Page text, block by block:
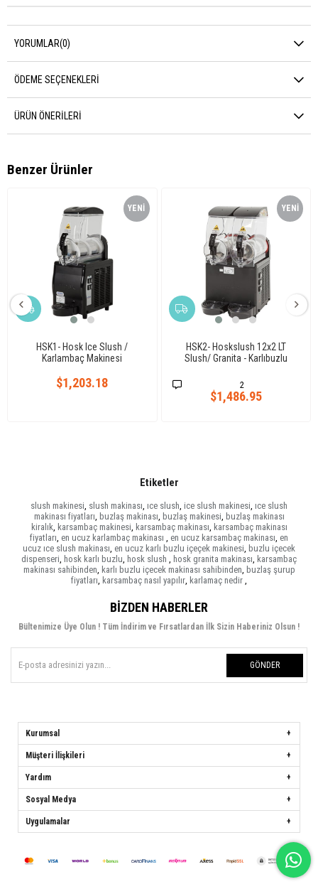
YORUMLAR(0)
ÖDEME SEÇENEKLERI
ÜRÜN ÖNERILERI
Benzer Ürünler
HSK1- Hosk Ice Slush /
Karlambaç Makinesi
$1,203.18
YENI
HSK2- Hoskslush 12x2 LT
Slush/ Granita - Karlıbuzlu
2
$1,486.95
YENI
Etiketler
slush makinesi slush makinası ıce slush ice slush makinesi ıce slush
makinası fiyatları buzlaş makinası buzlaş makinesi buzlaş makinası
kiralık karsambaç makinesi karsambaç makinası karsambaç makinası
fiyatları en ucuz karlambaç makinası en ucuz karsambaç makinası en
ucuz ıce slush makinası en ucuz karlı buzlu içeçek makinesi buzlu içecek
dispenseri hosk karlı buzlu hosk slush hosk granita makinası karsambaç
makinası sahibinden karlı buzlu içecek makinası sahibinden buzlaş şurup
fiyatları karsambaç nasıl yapılır karlamaç nedir
BIZDEN HABERLER
Bültenimize Üye Olun ! Tüm İndirim ve Fırsatlardan İlk Sizin Haberiniz Olsun !
GÖNDER
Kurumsal
Müşteri İlişkileri
Yardım
Sosyal Medya
Uygulamalar